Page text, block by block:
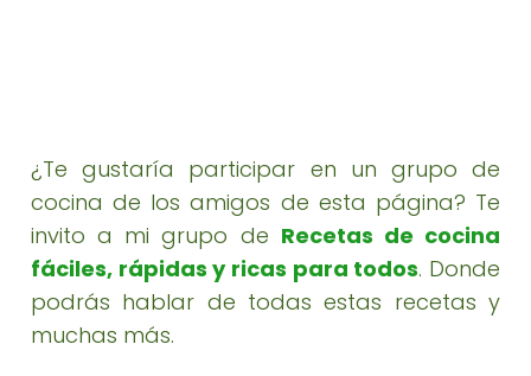
¿Te gustaría participar en un grupo de
cocina de los amigos de esta página? Te
invito a mi grupo de Recetas de cocina
fáciles, rápidas y ricas para todos. Donde
podrás hablar de todas estas recetas y
muchas más.